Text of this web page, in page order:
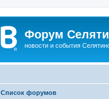
Форум
новости и события
Список форумов